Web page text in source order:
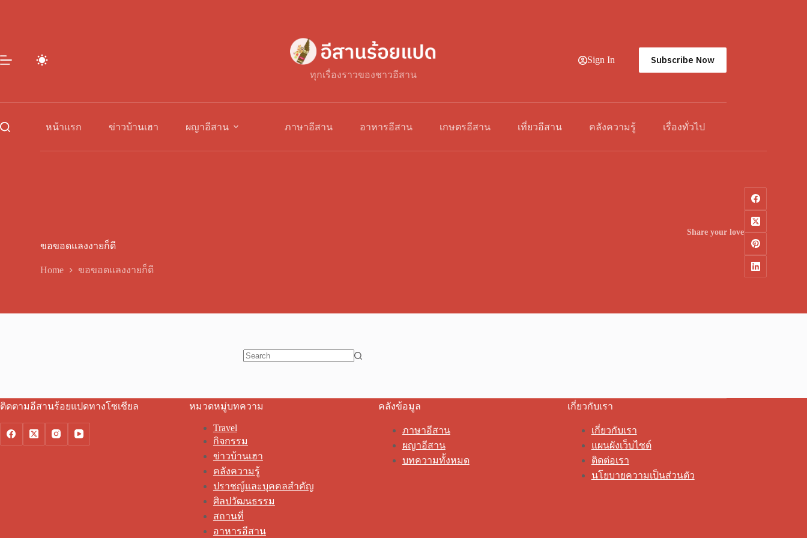
ทุกเรื่องราวของชาวอีสาน
Sign In Subscribe Now
หน้าแรก ข่าวบ้านเฮา ผญาอีสาน ภาษาอีสาน อาหารอีสาน เกษตรอีสาน เที่ยวอีสาน คลังความรู้ เรื่องทั่วไป
ขอขอดแลงงายก็ดี
Home ขอขอดแลงงายก็ดี
Share your love
ติดตามอีสานร้อยแปดทางโซเชียล หมวดหมู่บทความ
Travel
กิจกรรม
ข่าวบ้านเฮา
คลังความรู้
ปราชญ์และบุคคลสำคัญ
ศิลปวัฒนธรรม
สถานที่
อาหารอีสาน
คลังข้อมูล
ภาษาอีสาน
ผญาอีสาน
บทความทั้งหมด
เกี่ยวกับเรา
เกี่ยวกับเรา
แผนผังเว็บไซต์
ติดต่อเรา
นโยบายความเป็นส่วนตัว